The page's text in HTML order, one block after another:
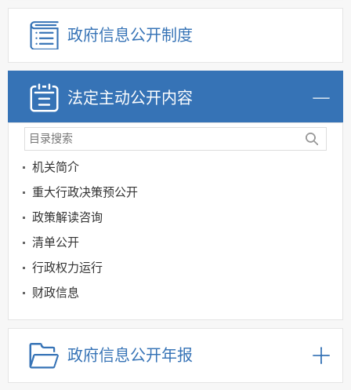
政府信息公开制度
法定主动公开内容
机关简介
重大行政决策预公开
政策解读咨询
清单公开
行政权力运行
财政信息
就业创业领域
社会保险领域
根治欠薪
政府信息公开年报